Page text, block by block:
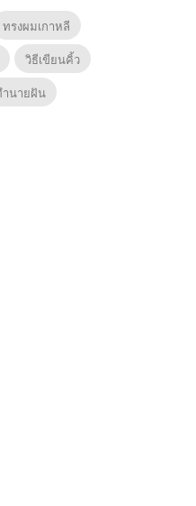
ทรงผมเกาหลี
วิธีเขียนคิ้ว
นายฝัน